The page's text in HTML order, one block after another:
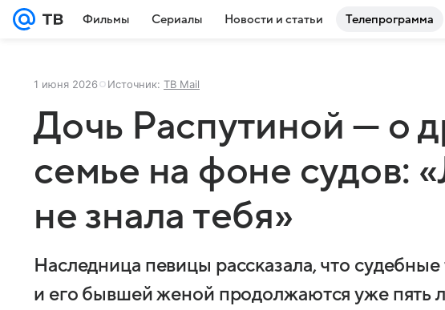
Фильмы Сериалы Новости и статьи Телепрограмма
1 июня 2026 Источник: ТВ Mail
Дочь Распутиной — о
семье на фоне судов:
не знала тебя»
Наследница певицы рассказала, что
и его бывшей женой продолжаются уже пять